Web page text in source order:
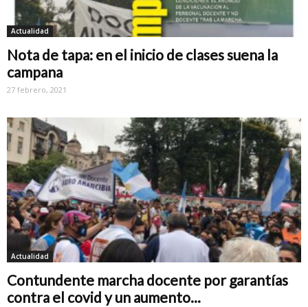
Actualidad
Nota de tapa: en el inicio de clases suena la
campana
27 febrero, 2021
Actualidad
Contundente marcha docente por garantías
contra el covid y un aumento...